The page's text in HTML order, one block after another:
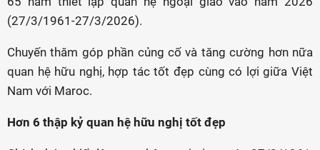
(27/3/1961-27/3/2026).
Chuyến thăm góp phần củng cố và tăng cường hơn nữa
quan hệ hữu nghị, hợp tác tốt đẹp cùng có lợi giữa Việt
Nam với Maroc.
Hơn 6 thập kỷ quan hệ hữu nghị tốt đẹp